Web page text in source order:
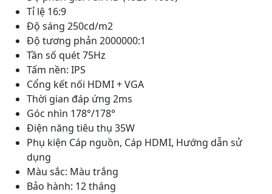
Tỉ lệ 16:9
Độ sáng 250cd/m2
Độ tương phản 2000000:1
Tần số quét 75Hz
Tấm nền: IPS
Cổng kết nối HDMI + VGA
Thời gian đáp ứng 2ms
Góc nhìn 178°/178°
Điện năng tiêu thụ 35W
Phụ kiện Cáp nguồn, Cáp HDMI, Hướng dẫn sử
dụng
Màu sắc: Màu trắng
Bảo hành: 12 tháng